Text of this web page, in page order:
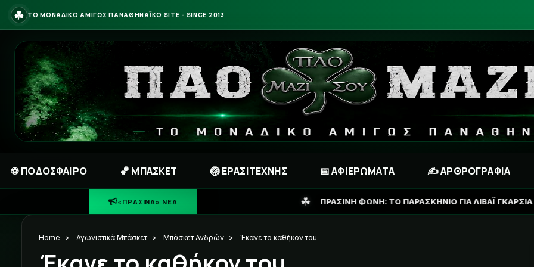
☘ ΤΟ ΜΟΝΑΔΙΚΟ ΑΜΙΓΩΣ ΠΑΝΑΘΗΝΑΪΚΟ SITE - SINCE 2013
⚽ ΠΟΔΟΣΦΑΙΡΟ 🏀 ΜΠΑΣΚΕΤ 🏐 ΕΡΑΣΙΤΕΧΝΗΣ 📅 ΑΦΙΕΡΩΜΑΤΑ ✍️ ΑΡΘΡΟΓΡΑΦΙΑ
«ΠΡΑΣΙΝΑ» ΝΕΑ ΠΡΑΣΙΝΗ ΦΩΝΗ: ΤΟ ΠΑΡΑΣΚΗΝΙΟ ΓΙΑ ΛΙΒΑΪ ΓΚΑΡΣΙΑ ΚΑΙ ΤΟ ΣΕΝΑΡΙΟ ΓΙΑ
Home > Αγωνιστικά Μπάσκετ > Μπάσκετ Ανδρών > Έκανε το καθήκον του